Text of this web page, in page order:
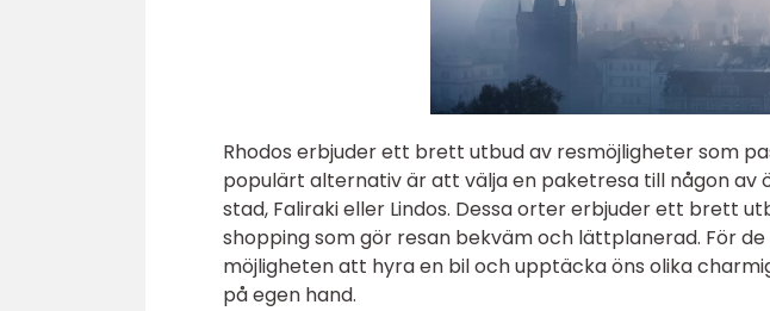
Rhodos erbjuder ett brett utbud av resmöjligheter som
populärt alternativ är att välja en paketresa till någon av
stad, Faliraki eller Lindos. Dessa orter erbjuder ett brett
shopping som gör resan bekväm och lättplanerad. För
möjligheten att hyra en bil och upptäcka öns olika
på egen hand.